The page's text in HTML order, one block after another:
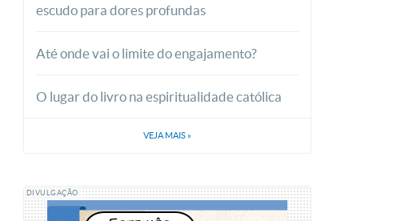
escudo para dores profundas
Até onde vai o limite do engajamento?
O lugar do livro na espiritualidade católica
VEJA MAIS »
DIVULGAÇÃO